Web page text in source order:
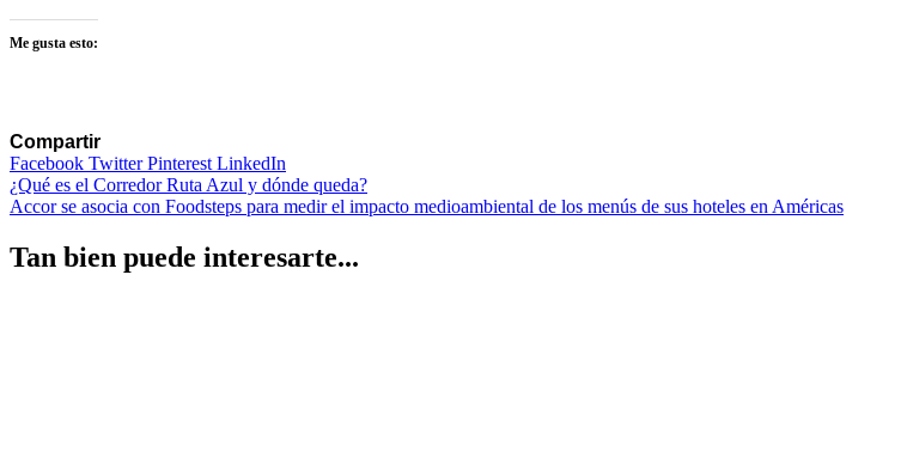
Me gusta esto:
Compartir
Facebook TwitterPinterest LinkedIn
Navegación
de
entradas
¿Qué es el Corredor Ruta Azul y dónde queda?
Accor se asocia con Foodsteps para medir el impacto medioambiental de los menús de sus hoteles en Américas
Tan bien puede interesarte...